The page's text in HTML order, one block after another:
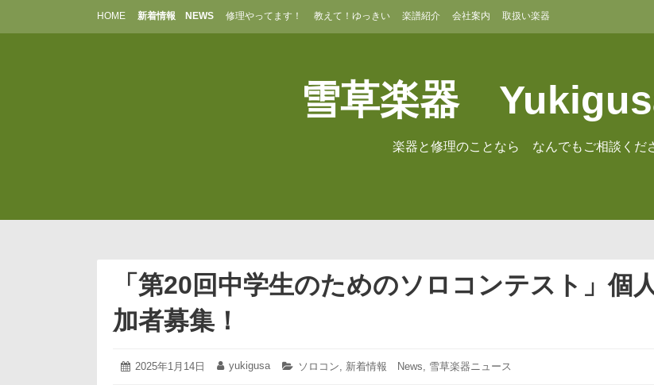
HOME 新着情報 NEWS 修理やってます！ 教えて！ゆっきい 楽譜紹介 会社案内 取扱い楽器
雪草楽器
楽器と修理のことなら なんでもご相談くだ
「第20回中学生のためのソロコンテスト」個
加者募集！
投
2025年1月14日
2025 投
yukigusa
カ
ソロコン, 新着情報 News, 雪草楽器ニュース